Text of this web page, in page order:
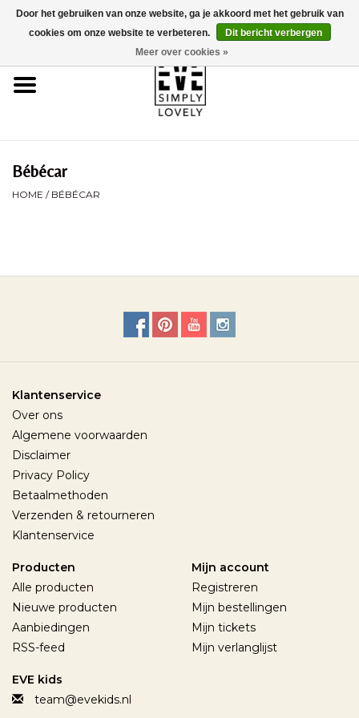
0 Artikelen - €0,00
Home
Duurzaamheid
Bébécar
HOME / BÉBÉCAR
Klantenservice
Over ons
Algemene voorwaarden
Disclaimer
Privacy Policy
Betaalmethoden
Verzenden & retourneren
Klantenservice
Producten
Alle producten
Nieuwe producten
Aanbiedingen
RSS-feed
Mijn account
Registreren
Mijn bestellingen
Mijn tickets
Mijn verlanglijst
EVE kids
team@evekids.nl
Door het gebruiken van onze website, ga je akkoord met het gebruik van
cookies om onze website te verbeteren.
Dit bericht verbergen
Meer over cookies »